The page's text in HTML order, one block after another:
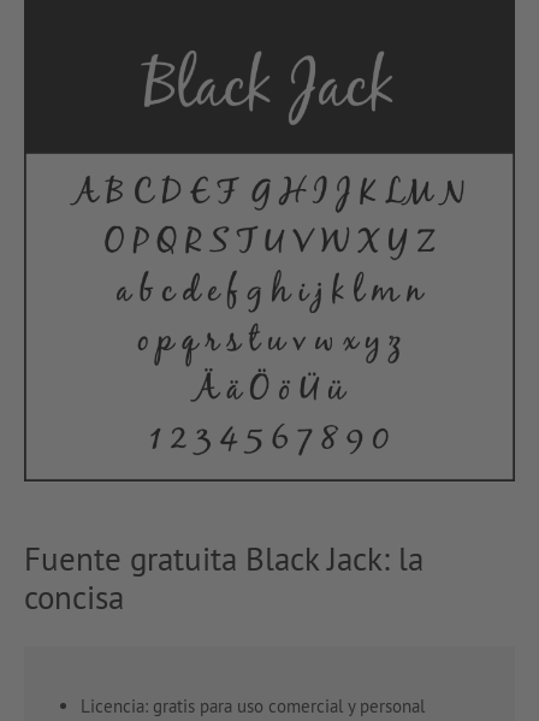
Fuente gratuita Black Jack: la
concisa
Licencia: gratis para uso comercial y personal